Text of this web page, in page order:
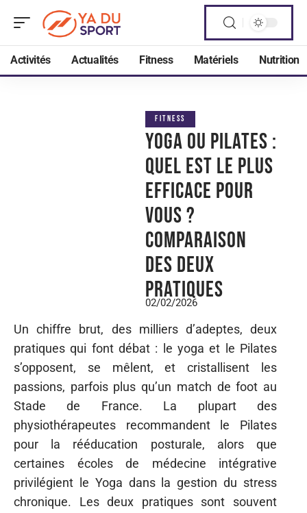
Activités Actualités Fitness Matériels Nutrition
FITNESS
Yoga ou Pilates :
quel est le plus
efficace pour
vous ?
Comparaison
des deux
pratiques
02/02/2026
Un chiffre brut, des milliers d’adeptes, deux
pratiques qui font débat : le yoga et le Pilates
s’opposent, se mêlent, et cristallisent les
passions, parfois plus qu’un match de foot au
Stade de France. La plupart des
physiothérapeutes recommandent le Pilates
pour la rééducation posturale, alors que
certaines écoles de médecine intégrative
privilégient le Yoga dans la gestion du stress
chronique. Les deux pratiques sont souvent